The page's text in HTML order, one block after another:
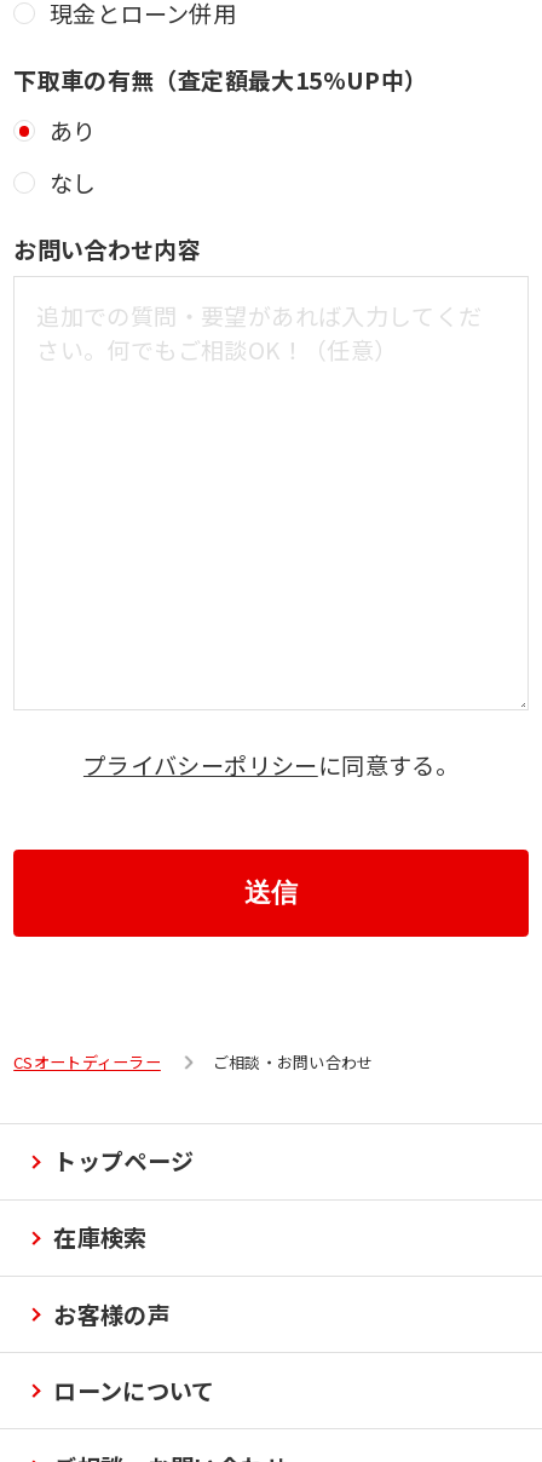
現金とローン併用
下取車の有無（査定額最大15%UP中）
あり
なし
お問い合わせ内容
プライバシーポリシーに同意する。
送信
CSオートディーラー ご相談・お問い合わせ
トップページ
在庫検索
お客様の声
ローンについて